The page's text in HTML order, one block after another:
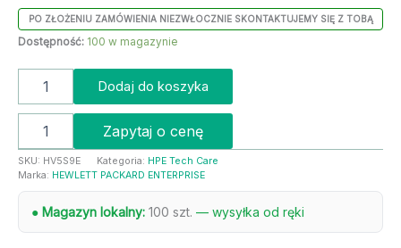
PO ZŁOŻENIU ZAMÓWIENIA NIEZWŁOCZNIE SKONTAKTUJEMY SIĘ Z TOBĄ
Dostępność: 100 w magazynie
Dodaj do koszyka
Zapytaj o cenę
SKU: HV5S9E Kategoria: HPE Tech Care
Marka: HEWLETT PACKARD ENTERPRISE
● Magazyn lokalny: 100 szt. — wysyłka od ręki